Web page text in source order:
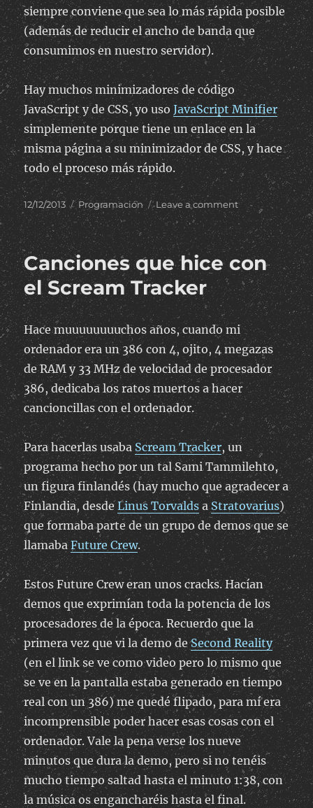
siempre conviene que sea lo más rápida posible
(además de reducir el ancho de banda que
consumimos en nuestro servidor).
Hay muchos minimizadores de código
JavaScript y de CSS, yo usoJavaScript Minifier
simplemente porque tiene un enlace en la
misma página a su minimizador de CSS, y hace
todo el proceso más rápido.
Posted
on
12/12/2013 Categories
Programación Leave a commenton
Minimizador
de
JS
y
CSS
Canciones que hice con
el Scream Tracker
Hace muuuuuuuuchos años, cuando mi
ordenador era un 386 con 4, ojito, 4 megazas
de RAM y 33 MHz de velocidad de procesador
386, dedicaba los ratos muertos a hacer
cancioncillas con el ordenador.
Para hacerlas usaba Scream Tracker, un
programa hecho por un tal Sami Tammilehto,
un figura finlandés (hay mucho que agradecer a
Finlandia, desdeLinus Torvalds aStratovarius)
que formaba parte de un grupo de demos que se
llamabaFuture Crew.
Estos Future Crew eran unos cracks. Hacían
demos que exprimían toda la potencia de los
procesadores de la época. Recuerdo que la
primera vez que vi la demo deSecond Reality
(en el link se ve como video pero lo mismo que
se ve en la pantalla estaba generado en tiempo
real con un 386) me quedé flipado, para mí era
incomprensible poder hacer esas cosas con el
ordenador. Vale la pena verse los nueve
minutos que dura la demo, pero si no tenéis
mucho tiempo saltad hasta el minuto 1:38, con
la música os engancharéis hasta el final.